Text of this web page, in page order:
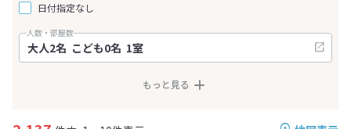
日付指定なし
人数・部屋数
もっと見る